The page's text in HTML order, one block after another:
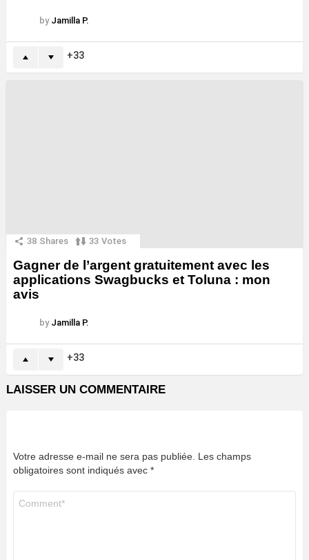
by Jamilla P.
33
38 Shares 33 Votes
Gagner de l’argent gratuitement avec les
applications Swagbucks et Toluna : mon
avis
by Jamilla P.
33
LAISSER UN COMMENTAIRE
Votre adresse e-mail ne sera pas publiée. Les champs
obligatoires sont indiqués avec *